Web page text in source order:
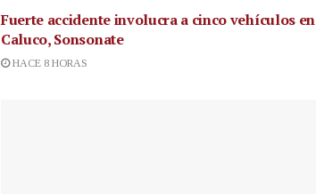
Fuerte accidente involucra a cinco vehículos en
Caluco, Sonsonate
HACE 8 HORAS